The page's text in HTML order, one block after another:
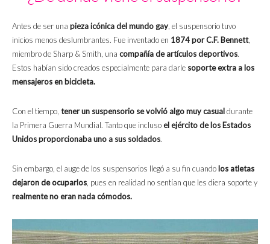
Antes de ser una pieza icónica del mundo gay, el suspensorio tuvo
inicios menos deslumbrantes. Fue inventado en 1874 por C.F. Bennett,
miembro de Sharp & Smith, una compañía de artículos deportivos.
Estos habían sido creados especialmente para darle soporte extra a los
mensajeros en bicicleta.
Con el tiempo, tener un suspensorio se volvió algo muy casualdurante
la Primera Guerra Mundial. Tanto que inclusoel ejército de los Estados
Unidos proporcionaba uno a sus soldados.
Sin embargo, el auge de los suspensorios llegó a su fin cuando los atletas
dejaron de ocuparlos, pues en realidad no sentían que les diera soporte y
realmente no eran nada cómodos.